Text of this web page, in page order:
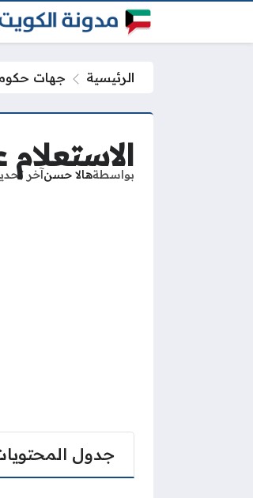
الرئيسية جهات
بواسطةهالا حسنآخر
جدول